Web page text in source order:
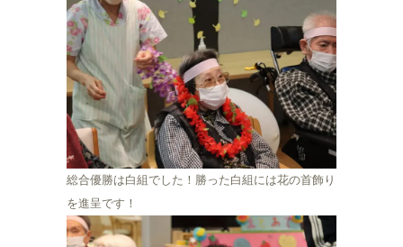
総合優勝は白組でした！勝った白組には花の首飾り
を進呈です！